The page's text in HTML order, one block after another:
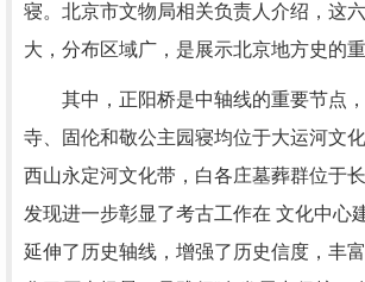
寝。北京市文物局相关负责人介绍，这
大，分布区域广，是展示北京地方史的重
其中，正阳桥是中轴线的重要节点，
寺、固伦和敬公主园寝均位于大运河文
西山永定河文化带，白各庄墓葬群位于
发现进一步彰显了考古工作在 文化中心
延伸了历史轴线，增强了历史信度，丰